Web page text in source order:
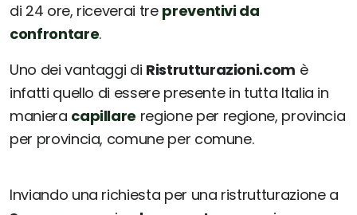
di 24 ore, riceverai tre preventivi da
confrontare.
Uno dei vantaggi di Ristrutturazioni.com è
infatti quello di essere presente in tutta Italia in
maniera capillare regione per regione, provincia
per provincia, comune per comune.
Inviando una richiesta per una ristrutturazione a